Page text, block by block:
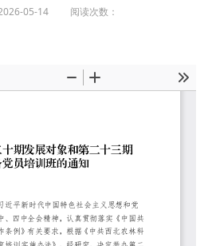
05-14 阅读次数：